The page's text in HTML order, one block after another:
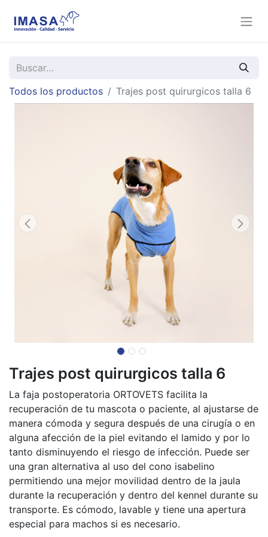
Todos los productos Trajes post quirurgicos talla 6
Trajes post quirurgicos talla 6
La faja postoperatoria ORTOVETS facilita la
recuperación de tu mascota o paciente, al ajustarse de
manera cómoda y segura después de una cirugía o en
alguna afección de la piel evitando el lamido y por lo
tanto disminuyendo el riesgo de infección. Puede ser
una gran alternativa al uso del cono isabelino
permitiendo una mejor movilidad dentro de la jaula
durante la recuperación y dentro del kennel durante su
transporte. Es cómodo, lavable y tiene una apertura
especial para machos si es necesario.